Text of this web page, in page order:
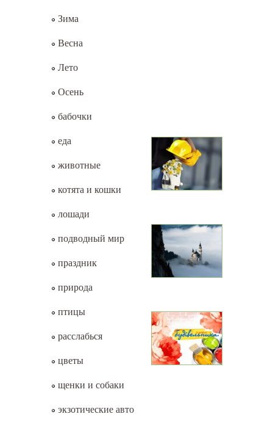
Зима
Весна
Лето
Осень
бабочки
еда
животные
котята и кошки
лошади
подводный мир
праздник
природа
птицы
расслабься
цветы
щенки и собаки
экзотические авто